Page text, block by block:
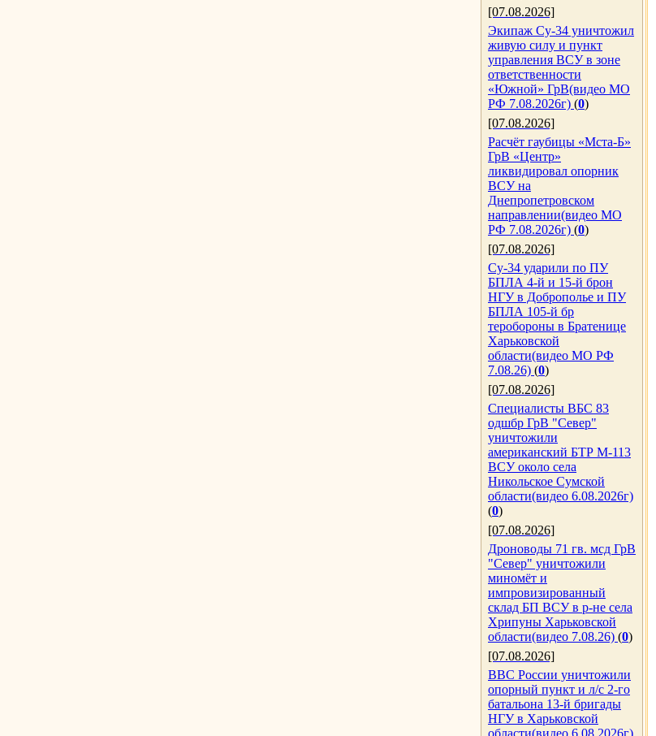
[07.08.2026]
Экипаж Су-34 уничтожил
живую силу и пункт
управления ВСУ в зоне
ответственности
«Южной» ГрВ(видео МО
РФ 7.08.2026г) (0)
[07.08.2026]
Расчёт гаубицы «Мста-Б»
ГрВ «Центр»
ликвидировал опорник
ВСУ на
Днепропетровском
направлении(видео МО
РФ 7.08.2026г) (0)
[07.08.2026]
Су-34 ударили по ПУ
БПЛА 4-й и 15-й брон
НГУ в Доброполье и ПУ
БПЛА 105-й бр
теробороны в Братенице
Харьковской
области(видео МО РФ
7.08.26) (0)
[07.08.2026]
Специалисты ВБС 83
одшбр ГрВ "Север"
уничтожили
американский БТР М-113
ВСУ около села
Никольское Сумской
области(видео 6.08.2026г)
(0)
[07.08.2026]
Дроноводы 71 гв. мсд ГрВ
"Север" уничтожили
миномёт и
импровизированный
склад БП ВСУ в р-не села
Хрипуны Харьковской
области(видео 7.08.26) (0)
[07.08.2026]
ВВС России уничтожили
опорный пункт и л/с 2-го
батальона 13-й бригады
НГУ в Харьковской
области(видео 6.08.2026г)